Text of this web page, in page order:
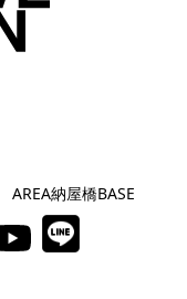
納屋橋BASE